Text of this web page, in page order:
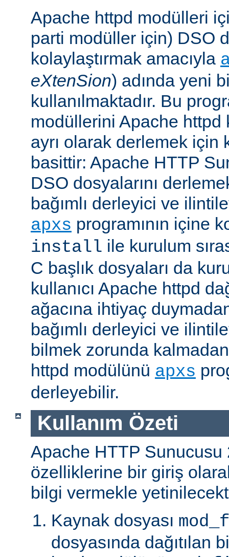
Apache httpd modülleri
parti modüller için) DSO
kolaylaştırmak amacıyla
eXtenSion) adında yeni
kullanılmaktadır. Bu
modüllerini Apache httpd
ayrı olarak derlemek için
basittir: Apache HTTP
DSO dosyalarını
bağımlı derleyici ve
apxs programının içine
install ile kurulum
C başlık dosyaları da
kullanıcı Apache httpd
ağacına ihtiyaç
bağımlı derleyici ve
bilmek zorunda
httpd modülünü apxs
derleyebilir.
Kullanım Özeti
Apache HTTP Sunucusu
özelliklerine bir giriş
bilgi vermekle
Kaynak dosyası
dosyasında dağıtılan